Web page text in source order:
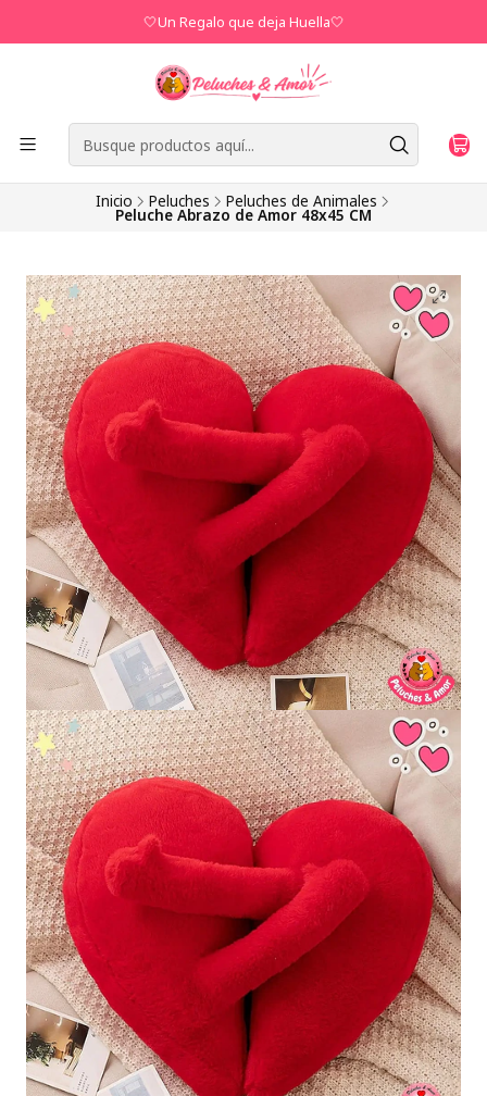
🤍Un Regalo que deja Huella🤍
Inicio Peluches Peluches de Animales
Peluche Abrazo de Amor 48x45 CM